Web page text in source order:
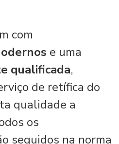
com
e uma
qualificada,
de retífica do
qualidade a
os
seguidos na norma